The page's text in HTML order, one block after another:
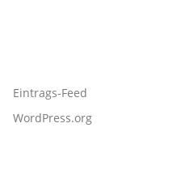
Eintrags-Feed
WordPress.org